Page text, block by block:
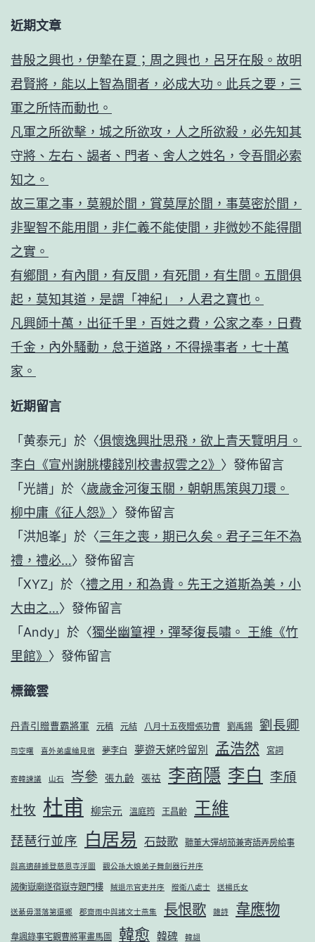
近期文章
昔殷之興也，伊摯在夏；周之興也，呂牙在殷。故明
君賢將，能以上智為間者，必成大功。此兵之要，三
軍之所恃而動也。
凡軍之所欲擊，城之所欲攻，人之所欲殺，必先知其
守將、左右、謁者、門者、舍人之姓名，令吾間必索
知之。
故三軍之事，莫親於間，賞莫厚於間，事莫密於間，
非聖智不能用間，非仁義不能使間，非微妙不能得間
之實。
有鄉間，有內間，有反間，有死間，有生間。五間俱
起，莫知其道，是謂「神紀」，人君之寶也。
凡興師十萬，出征千里，百姓之費，公家之奉，日費
千金，內外騷動，怠于道路，不得操事者，七十萬
家。
近期留言
「 黄泰元 」於〈俱懷逸興壯思飛，欲上青天覽明月。
李白《宣州謝朓樓餞別校書叔雲之2》 〉發佈留言
「 光譜 」於〈歲歲金河復玉關，朝朝馬策與刀環。
柳中庸《征人怨》 〉發佈留言
「 洪旭峯 」於〈三年之喪，期已久矣。君子三年不為
禮，禮必…〉發佈留言
「 XYZ 」於〈禮之用，和為貴。先王之道斯為美，小
大由之…〉發佈留言
「 Andy 」於〈獨坐幽篁裡，彈琴復長嘯。 王維《竹
里館》 〉發佈留言
標籤雲
丹青引贈曹霸將軍 元稹 元結 八月十五夜贈張功曹 劉禹錫 劉長卿
司空曙 喜外弟盧綸見宿 夢李白 夢遊天姥吟留別 孟浩然 宮詞
寄韓諫議 山石 岑參 張九齡 張祜 李商隱 李白 李頎
杜牧 杜甫 柳宗元 溫庭筠 王昌齡 王維
琵琶行並序 白居易 石鼓歌 聽董大彈胡笳兼寄語弄房給事
與高適薛據登慈恩寺浮圖 觀公孫大娘弟子舞劍器行并序
謁衡嶽廟遂宿嶽寺題門樓 賊退示官吏并序 贈衛八處士 送楊氏女
送綦毋潛落第還鄉 郡齋雨中與諸文士燕集 長恨歌 雜詩 韋應物
韋諷錄事宅觀曹將軍畫馬圖 韓愈 韓碑 韓翃